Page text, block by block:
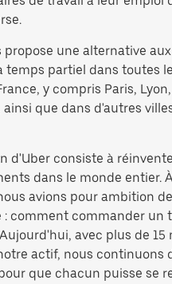
propose une alternative
temps partiel dans toutes
y compris Paris,
ainsi que dans d'autres
d'Uber consiste à
dans le monde entier.
avions pour ambition
: comment commander un
avec plus de 15
actif, nous continuons
que chacun puisse se